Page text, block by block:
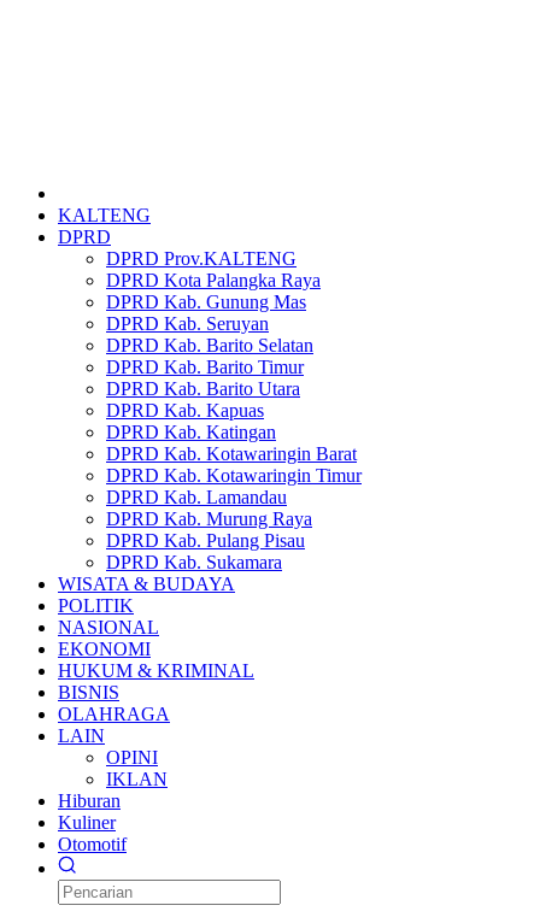
KALTENG
DPRD
DPRD Prov.KALTENG
DPRD Kota Palangka Raya
DPRD Kab. Gunung Mas
DPRD Kab. Seruyan
DPRD Kab. Barito Selatan
DPRD Kab. Barito Timur
DPRD Kab. Barito Utara
DPRD Kab. Kapuas
DPRD Kab. Katingan
DPRD Kab. Kotawaringin Barat
DPRD Kab. Kotawaringin Timur
DPRD Kab. Lamandau
DPRD Kab. Murung Raya
DPRD Kab. Pulang Pisau
DPRD Kab. Sukamara
WISATA & BUDAYA
POLITIK
NASIONAL
EKONOMI
HUKUM & KRIMINAL
BISNIS
OLAHRAGA
LAIN
OPINI
IKLAN
Hiburan
Kuliner
Otomotif